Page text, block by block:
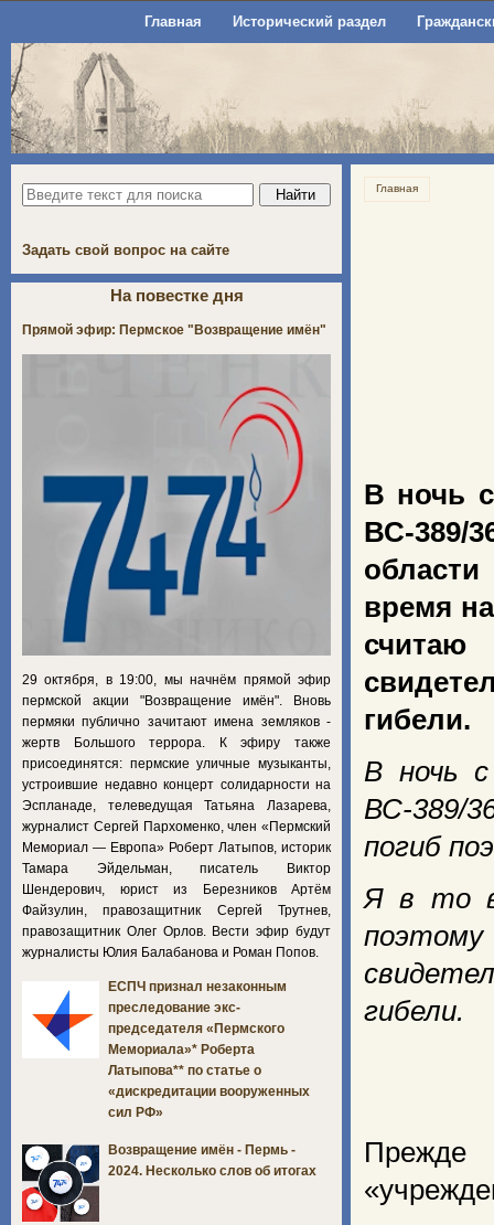
Главная Исторический раздел
Главная
В ночь
ВС-389/
время
гибели.
В ночь
ВС-389/
погиб
Я в то
поэтому
гибели.
Прежде
Задать свой вопрос на сайте
На повестке дня
Прямой эфир: Пермское "Возвращение имён"
29 октября, в 19:00, мы начнём прямой эфир
пермской акции "Возвращение имён". Вновь
пермяки публично зачитают имена земляков -
жертв Большого террора. К эфиру также
присоединятся: пермские уличные музыканты,
устроившие недавно концерт солидарности на
Эспланаде, телеведущая Татьяна Лазарева,
журналист Сергей Пархоменко, член «Пермский
Мемориал — Европа» Роберт Латыпов, историк
Тамара Эйдельман, писатель Виктор
Шендерович, юрист из Березников Артём
Файзулин, правозащитник Сергей Трутнев,
правозащитник Олег Орлов. Вести эфир будут
журналисты Юлия Балабанова и Роман Попов.
ЕСПЧ признал незаконным
преследование экс-
председателя «Пермского
Мемориала»* Роберта
Латыпова** по статье о
«дискредитации вооруженных
сил РФ»
Возвращение имён - Пермь -
2024. Несколько слов об итогах